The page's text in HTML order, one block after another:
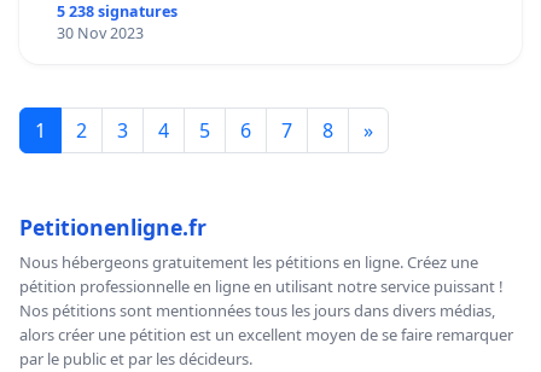
5 238 signatures
30 Nov 2023
1 2 3 4 5 6 7 8 »
Petitionenligne.fr
Nous hébergeons gratuitement les pétitions en ligne. Créez une
pétition professionnelle en ligne en utilisant notre service puissant !
Nos pétitions sont mentionnées tous les jours dans divers médias,
alors créer une pétition est un excellent moyen de se faire remarquer
par le public et par les décideurs.